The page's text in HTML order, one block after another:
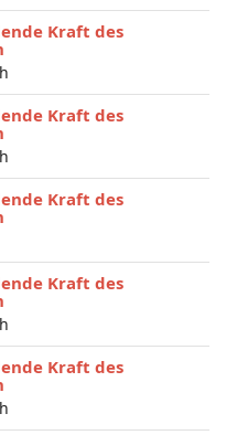
Kraft des
Kraft des
Kraft des
Kraft des
Kraft des